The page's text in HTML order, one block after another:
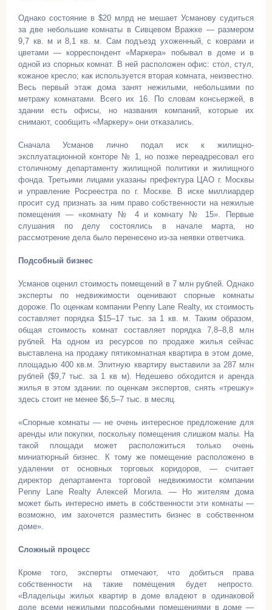
Однако состояние в $20 млрд не мешает Усманову судиться
за две небольшие комнаты в Сивцевом Вражке — размером
9,7 кв. м и 8,1 кв. м. Сам подъезд ухоженный, с коврами и
цветами — корреспондент «Маркера» побывал в доме и в
одной из спорных комнат. В ней расположен офис: стол, стул,
кожаное кресло; как используется вторая комната, неизвестно.
Весь первый этаж дома занят нежилыми, небольшими по
метражу комнатами. Всего их 16. По словам консьержей, в
здании есть офисы, но названия компаний, которые их
снимают, сообщить «Маркеру» они отказались.
Сначала Усманов лично подал иск к жилищно-
эксплуатационной конторе № 1, но позже переадресовал его
столичному департаменту жилищной политики и жилищного
фонда. Третьими лицами указаны префектура ЦАО г. Москвы
и управление Росреестра по г. Москве. В иске миллиардер
просит суд признать за ним право собственности на нежилые
помещения — «комнату № 4 и комнату № 15». Первые
слушания по делу состоялись в начале марта, но
рассмотрение дела было перенесено из-за неявки ответчика.
Подсобный бизнес
Усманов оценил стоимость помещений в 7 млн рублей. Однако
эксперты по недвижимости оценивают спорные комнаты
дороже. По оценкам компании Penny Lane Realty, их стоимость
составляет порядка $15–17 тыс. за 1 кв. м. Таким образом,
общая стоимость комнат составляет порядка 7,8–8,8 млн
рублей. На одном из ресурсов по продаже жилья сейчас
выставлена на продажу пятикомнатная квартира в этом доме,
площадью 400 кв.м. Элитную квартиру выставили за 287 млн
рублей ($9,7 тыс. за 1 кв м). Недешево обходится и аренда
жилья в этом здании: по оценкам экспертов, снять «трешку»
здесь стоит не менее $6,5–7 тыс. в месяц.
«Спорные комнаты — не очень интересное предложение для
аренды или покупки, поскольку помещения слишком малы. На
такой площади может расположиться только очень
миниатюрный бизнес. К тому же помещение расположено в
удалении от основных торговых коридоров, — считает
директор департамента торговой недвижимости компании
Penny Lane Realty Алексей Могила. — Но жителям дома
может быть интересно иметь в собственности эти комнаты —
возможно, им захочется разместить бизнес в собственном
доме».
Сложный процесс
Кроме того, эксперты отмечают, что добиться права
собственности на такие помещения будет непросто.
«Владельцы жилых квартир в доме владеют в одинаковой
доле всеми нежилыми подсобными помещениями в доме —